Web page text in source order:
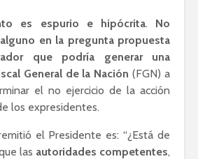
es espurio e hipócrita. No
en la pregunta propuesta
que podría generar una
General de la Nación (FGN) a
el no ejercicio de la acción
los expresidentes.
el Presidente es: “¿Está de
las autoridades competentes,